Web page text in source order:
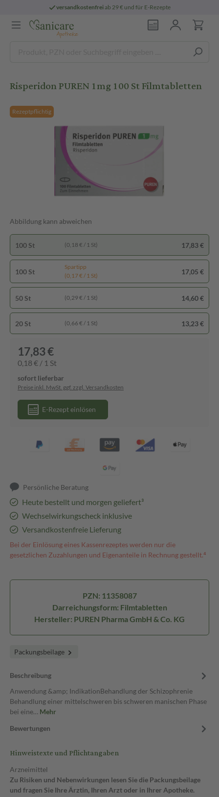
versandkostenfreiab 29 € und für E-Rezepte
Risperidon PUREN 1mg 100 St Filmtabletten
Rezeptpflichtig
Abbildung kann abweichen
100 St (0,18 € / 1 St) 17,83 €
100 St
Spartipp
(0,17 € / 1 St)
17,05 €
50 St (0,29 € / 1 St) 14,60 €
20 St (0,66 € / 1 St) 13,23 €
17,83 €
0,18 € / 1 St
sofort lieferbar
Preise inkl. MwSt. ggf. zzgl. Versandkosten
E-Rezept einlösen
Persönliche Beratung
Heute bestellt und morgen geliefert³
Wechselwirkungscheck inklusive
Versandkostenfreie Lieferung
Bei der Einlösung eines Kassenrezeptes werden nur die
gesetzlichen Zuzahlungen und Eigenanteile in Rechnung gestellt.⁴
PZN: 11358087
Darreichungsform: Filmtabletten
Hersteller: PUREN Pharma GmbH & Co. KG
Packungsbeilage
Beschreibung
Anwendung &amp; IndikationBehandlung der Schizophrenie
Behandlung einer mittelschweren bis schweren manischen Phase
bei eine… Mehr
Bewertungen
Hinweistexte und Pflichtangaben
Arzneimittel
Zu Risiken und Nebenwirkungen lesen Sie die Packungsbeilage
und fragen Sie Ihre Ärztin, Ihren Arzt oder in Ihrer Apotheke.